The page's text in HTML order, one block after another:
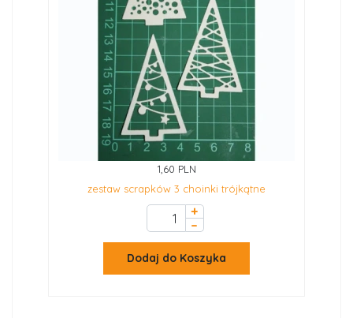
1,60 PLN
zestaw scrapków 3 choinki trójkątne
+
–
Dodaj do Koszyka